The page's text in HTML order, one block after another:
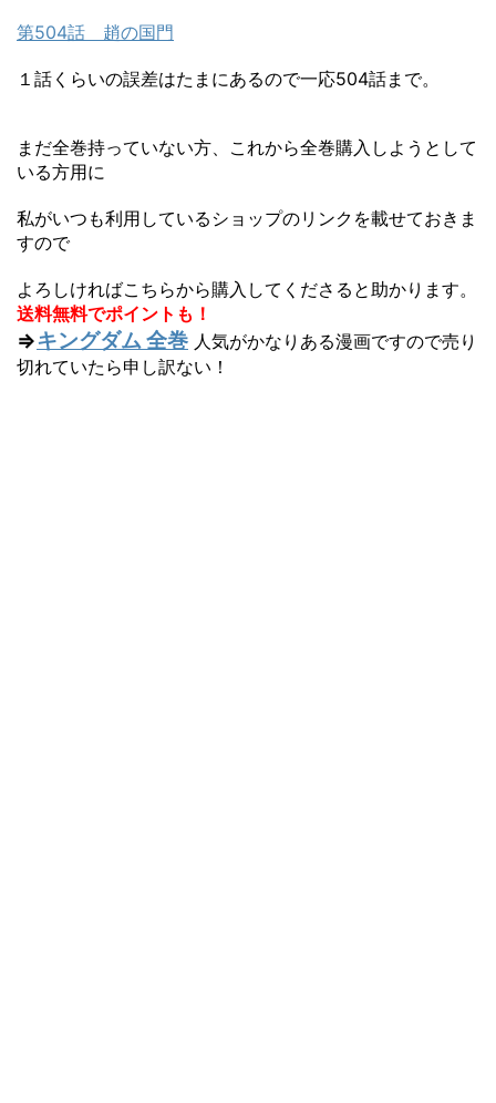
第504話 趙の国門
１話くらいの誤差はたまにあるので一応504話まで。
まだ全巻持っていない方、これから全巻購入しようとして
いる方用に
私がいつも利用しているショップのリンクを載せておきま
すので
よろしければこちらから購入してくださると助かります。
送料無料でポイントも！
⇒キングダム 全巻 人気がかなりある漫画ですので売り
切れていたら申し訳ない！